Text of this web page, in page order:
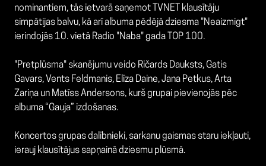
nominantiem, tās ietvarā saņemot TVNET klausītāju
simpātijas balvu, kā arī albuma pēdējā dziesma "Neaizmigt"
ierindojās 10. vietā Radio "Naba" gada TOP 100.
"Pretplūsma" skanējumu veido Ričards Dauksts, Gatis
Gavars, Vents Feldmanis, Elīza Daine, Jana Petkus, Arta
Zariņa un Matīss Andersons, kurš grupai pievienojās pēc
albuma “Gauja” izdošanas.
Koncertos grupas dalībnieki, sarkanu gaismas staru iekļauti,
ierauj klausītājus sapņainā dziesmu plūsmā.